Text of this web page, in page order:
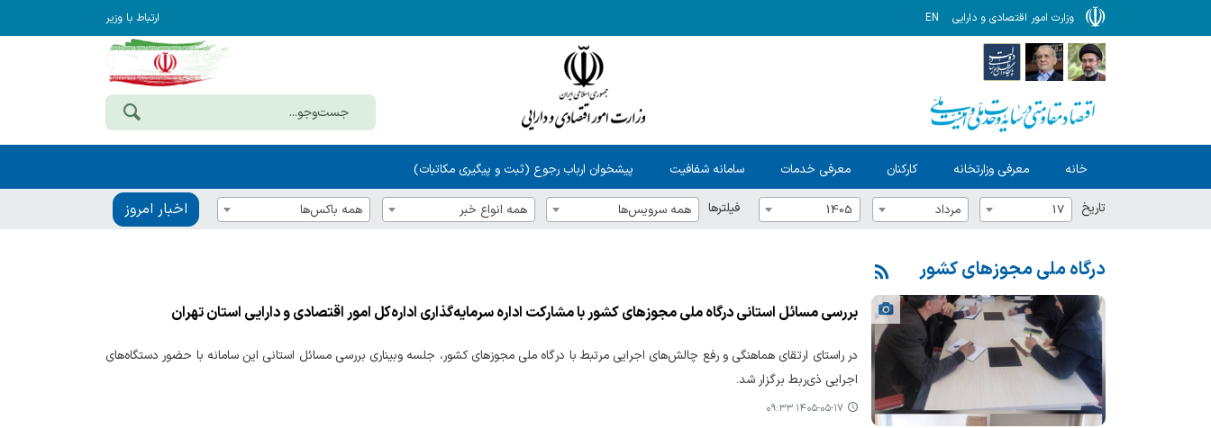
وزارت امور اقتصادی و دارایی EN ارتباط با وزیر
خانه معرفی وزارتخانه کارکنان معرفی خدمات سامانه شفافیت پیشخوان ارباب رجوع (ثبت و پیگیری مکاتبات)
تاریخ 17 مرداد 1405 فیلترها همه سرویس‌ها همه انواع خبر همه باکس‌ها اخبار امروز
درگاه ملی مجوزهای کشور
بررسی مسائل استانی درگاه ملی مجوزهای کشور با مشارکت اداره سرمایه‌گذاری اداره‌کل امور اقتصادی و دارایی استان تهران
در راستای ارتقای هماهنگی و رفع چالش‌های اجرایی مرتبط با درگاه ملی مجوزهای کشور، جلسه وبیناری بررسی مسائل استانی این سامانه با حضور دستگاه‌های
اجرایی ذی‌ربط برگزار شد.
۱۴۰۵-۰۵-۱۷ ۰۹:۳۳